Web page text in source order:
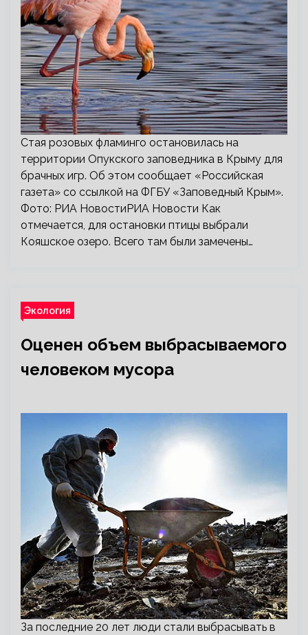
Стая розовых фламинго остановилась на
территории Опукского заповедника в Крыму для
брачных игр. Об этом сообщает «Российская
газета» со ссылкой на ФГБУ «Заповедный Крым».
Фото: РИА НовостиРИА Новости Как
отмечается, для остановки птицы выбрали
Кояшское озеро. Всего там были замечены…
Экология
Оценен объем выбрасываемого
человеком мусора
За последние 20 лет люди стали выбрасывать в